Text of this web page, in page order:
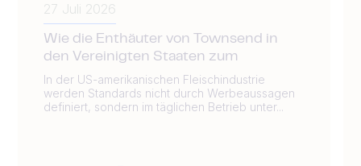
27 Juli 2026
Wie die Enthäuter von Townsend in
den Vereinigten Staaten zum
In der US-amerikanischen Fleischindustrie
werden Standards nicht durch Werbeaussagen
definiert, sondern im täglichen Betrieb unter...